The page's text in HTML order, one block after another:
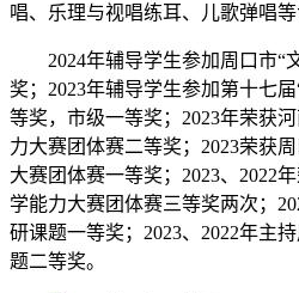
唱、乐理与视唱练耳、儿歌弹唱等
2024年辅导学生参加周口市“
奖；2023年辅导学生参加第十七
等奖，市级一等奖；2023年荣获
力大赛团体赛二等奖；2023荣获
大赛团体赛一等奖；2023、2022
学能力大赛团体赛三等奖两次；
研课题一等奖；2023、2022年主
题二等奖。